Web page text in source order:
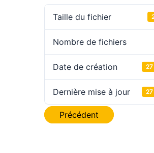
Taille du fichier
Nombre de fichiers
Date de création
Dernière mise à jour
Navigation
Précédent